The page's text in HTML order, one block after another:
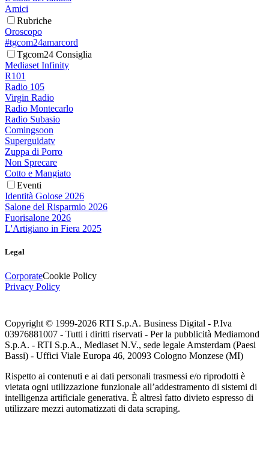
Amici
Rubriche
Oroscopo
#tgcom24amarcord
Tgcom24 Consiglia
Mediaset Infinity
R101
Radio 105
Virgin Radio
Radio Montecarlo
Radio Subasio
Comingsoon
Superguidatv
Zuppa di Porro
Non Sprecare
Cotto e Mangiato
Eventi
Identità Golose 2026
Salone del Risparmio 2026
Fuorisalone 2026
L'Artigiano in Fiera 2025
Legal
CorporateCookie Policy
Privacy Policy
Copyright © 1999-2026 RTI S.p.A. Business Digital - P.Iva
03976881007 - Tutti i diritti riservati - Per la pubblicità Mediamond
S.p.A. - RTI S.p.A., Mediaset N.V., sede legale Amsterdam (Paesi
Bassi) - Uffici Viale Europa 46, 20093 Cologno Monzese (MI)
Rispetto ai contenuti e ai dati personali trasmessi e/o riprodotti è
vietata ogni utilizzazione funzionale all’addestramento di sistemi di
intelligenza artificiale generativa. È altresì fatto divieto espresso di
utilizzare mezzi automatizzati di data scraping.